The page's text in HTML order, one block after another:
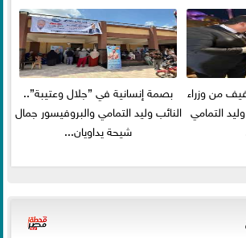
من وزراء
التمامي
بصمة إنسانية في ”جلال وعتيبة”..
النائب وليد التمامي والبروفيسور جمال
شيحة يداويان...